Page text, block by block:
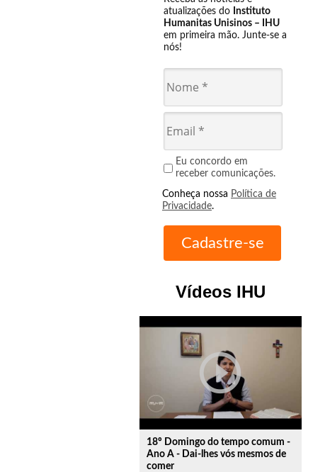
atualizações do Instituto
Humanitas Unisinos – IHU
em primeira mão. Junte-se a
nós!
Eu concordo em
receber comunicações.
Conheça nossa Política de
Privacidade.
Vídeos IHU
play_circle_outline
18º Domingo do tempo comum -
Ano A - Dai-lhes vós mesmos de
comer